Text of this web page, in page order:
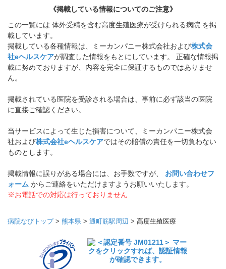
《掲載している情報についてのご注意》
この一覧には 体外受精を含む高度生殖医療が受けられる病院 を掲
載しています。
掲載している各種情報は、ミーカンパニー株式会社および株式会
社eヘルスケアが調査した情報をもとにしています。 正確な情報掲
載に努めておりますが、内容を完全に保証するものではありませ
ん。
掲載されている医院を受診される場合は、事前に必ず該当の医院
に直接ご確認ください。
当サービスによって生じた損害について、ミーカンパニー株式会
社および株式会社eヘルスケアではその賠償の責任を一切負わない
ものとします。
掲載情報に誤りがある場合には、お手数ですが、 お問い合わせフ
ォーム からご連絡をいただけますようお願いいたします。
※お電話での対応は行っておりません
病院なびトップ> 熊本県 > 通町筋駅周辺 > 高度生殖医療